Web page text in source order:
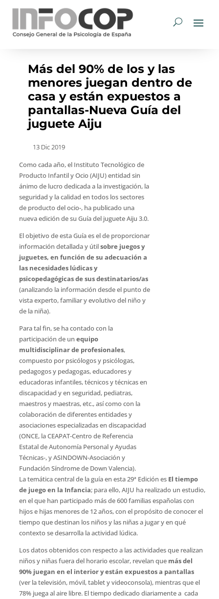
Más del 90% de los y las
menores juegan dentro de
casa y están expuestos a
pantallas-Nueva Guía del
juguete Aiju
13 Dic 2019
Como cada año, el Instituto Tecnológico de
Producto Infantil y Ocio (AIJU) entidad sin
ánimo de lucro dedicada a la investigación, la
seguridad y la calidad en todos los sectores
de producto del ocio-, ha publicado una
nueva edición de su Guía del juguete Aiju 3.0.
El objetivo de esta Guía es el de proporcionar
información detallada y útilsobre juegos y
juguetes, en función de su adecuación a
las necesidades lúdicas y
psicopedagógicas de sus destinatarios/as
(analizando la información desde el punto de
vista experto, familiar y evolutivo del niño y
de la niña).
Para tal fin, se ha contado con la
participación de un equipo
multidisciplinar de profesionales,
compuesto por psicólogos y psicólogas,
pedagogos y pedagogas, educadores y
educadoras infantiles, técnicos y técnicas en
discapacidad y en seguridad, pediatras,
maestros y maestras, etc., así como con la
colaboración de diferentes entidades y
asociaciones especializadas en discapacidad
(ONCE, la CEAPAT-Centro de Referencia
Estatal de Autonomía Personal y Ayudas
Técnicas-, y ASINDOWN-Asociación y
Fundación Síndrome de Down Valencia).
La temática central de la guía en esta 29ª Edición es  El tiempo
de juego en la Infancia; para ello, AIJU ha realizado un estudio,
en el que han participado más de 600 familias españolas con
hijos e hijas menores de 12 años, con el propósito de conocer el
tiempo que destinan los niños y las niñas a jugar y en qué
contexto se desarrolla la actividad lúdica.
Los datos obtenidos con respecto a las actividades que realizan
niños y niñas fuera del horario escolar, revelan quemás del
90% juegan en el interior y están expuestos a pantallas
(ver la televisión, móvil, tablet y videoconsola), mientras que el
78% juega al aire libre. El tiempo dedicado diariamente a cada